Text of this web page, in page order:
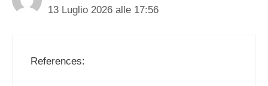
13 Luglio 2026 alle 17:56
References: